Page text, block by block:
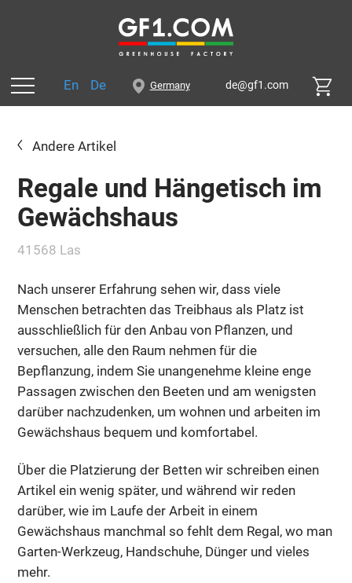
Germany
En De de@gf1.com
Andere Artikel
Regale und Hängetisch im
Gewächshaus
41568 Las
Nach unserer Erfahrung sehen wir, dass viele
Menschen betrachten das Treibhaus als Platz ist
ausschließlich für den Anbau von Pflanzen, und
versuchen, alle den Raum nehmen für die
Bepflanzung, indem Sie unangenehme kleine enge
Passagen zwischen den Beeten und am wenigsten
darüber nachzudenken, um wohnen und arbeiten im
Gewächshaus bequem und komfortabel.
Über die Platzierung der Betten wir schreiben einen
Artikel ein wenig später, und während wir reden
darüber, wie im Laufe der Arbeit in einem
Gewächshaus manchmal so fehlt dem Regal, wo man
Garten-Werkzeug, Handschuhe, Dünger und vieles
mehr.